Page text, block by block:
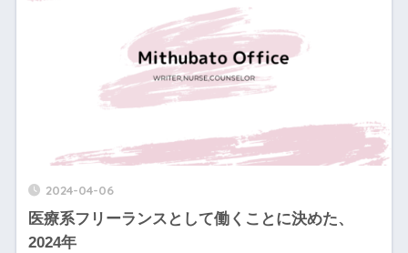
2024-04-06
医療系フリーランスとして働くことに決めた、
2024年